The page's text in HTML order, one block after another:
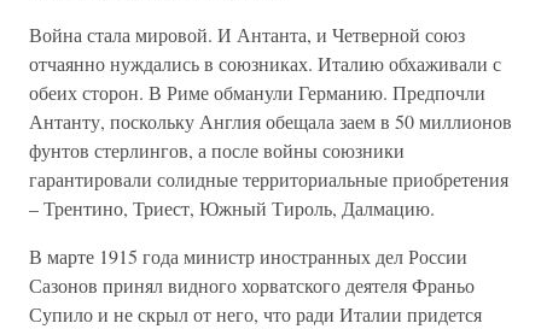
Война стала мировой. И Антанта, и Четверной союз
отчаянно нуждались в союзниках. Италию обхаживали с
обеих сторон. В Риме обманули Германию. Предпочли
Антанту, поскольку Англия обещала заем в 50 миллионов
фунтов стерлингов, а после войны союзники
гарантировали солидные территориальные приобретения
– Трентино, Триест, Южный Тироль, Далмацию.
В марте 1915 года министр иностранных дел России
Сазонов принял видного хорватского деятеля Франьо
Супило и не скрыл от него, что ради Италии придется